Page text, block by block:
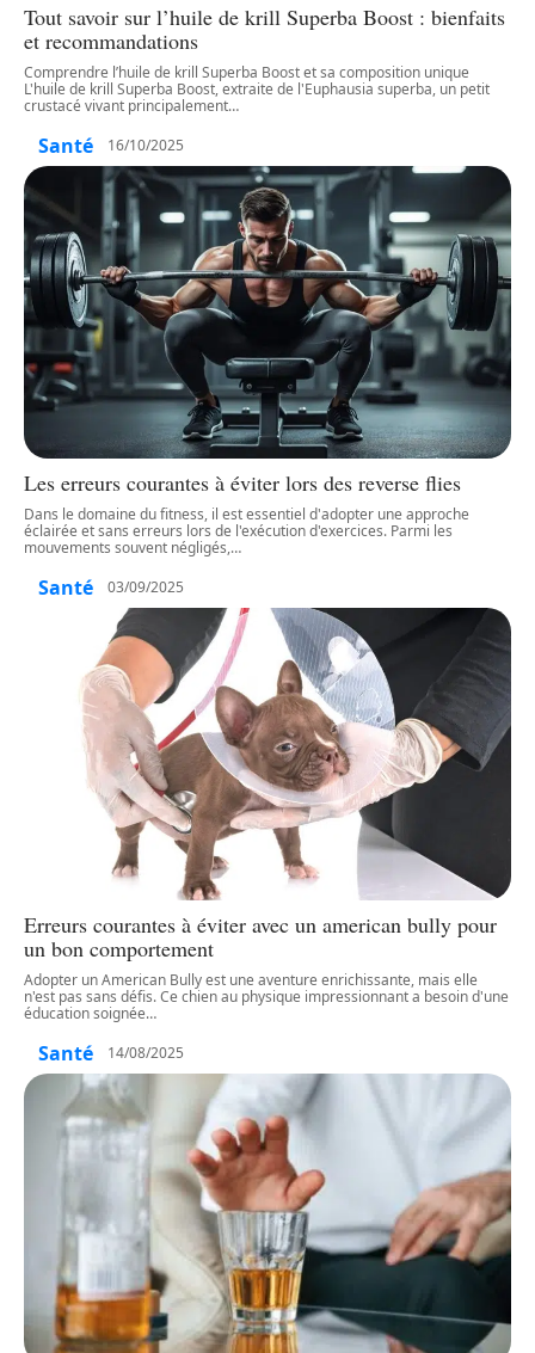
Tout savoir sur l’huile de krill Superba Boost : bienfaits
et recommandations
Comprendre l’huile de krill Superba Boost et sa composition unique
L'huile de krill Superba Boost, extraite de l'Euphausia superba, un petit
crustacé vivant principalement…
Santé 16/10/2025
Les erreurs courantes à éviter lors des reverse flies
Dans le domaine du fitness, il est essentiel d'adopter une approche
éclairée et sans erreurs lors de l'exécution d'exercices. Parmi les
mouvements souvent négligés,…
Santé 03/09/2025
Erreurs courantes à éviter avec un american bully pour
un bon comportement
Adopter un American Bully est une aventure enrichissante, mais elle
n'est pas sans défis. Ce chien au physique impressionnant a besoin d'une
éducation soignée…
Santé 14/08/2025